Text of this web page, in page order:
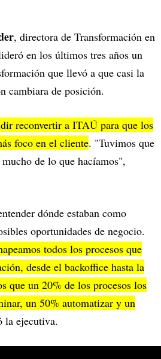
, directora de Transformación en
en los últimos tres años un
que llevó a que casi la
cambiara de posición.
reconvertir a ITAÚ para que los
foco en el cliente. "Tuvimos que
de lo que hacíamos",
dónde estaban como
oportunidades de negocio.
todos los procesos que
desde el backoffice hasta la
que un 20% de los procesos los
un 50% automatizar y un
la ejecutiva.